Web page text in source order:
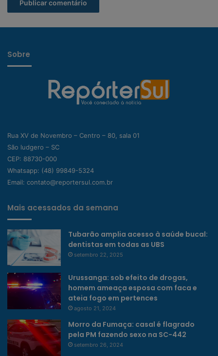
Sobre
Rua XV de Novembro – Centro – 80, sala 01
São ludgero – SC
CEP: 88730-000
Whatsapp: (48) 99849-5324
Email: contato@reportersul.com.br
Mais acessados da semana
Tubarão amplia acesso à saúde bucal:
dentistas em todas as UBS
setembro 22, 2025
Urussanga: sob efeito de drogas,
homem ameaça esposa com faca e
ateia fogo em pertences
agosto 21, 2024
Morro da Fumaça: casal é flagrado
pela PM fazendo sexo na SC-442
setembro 26, 2024